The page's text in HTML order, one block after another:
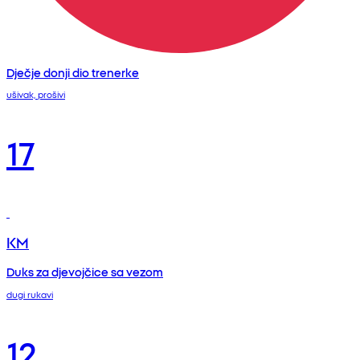
Dječje donji dio trenerke
ušivak, prošivi
17
KM
Duks za djevojčice sa vezom
dugi rukavi